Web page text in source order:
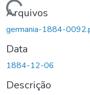
Carregando...
Arquivos
germania-1884-
Data
1884-12-06
Descrição